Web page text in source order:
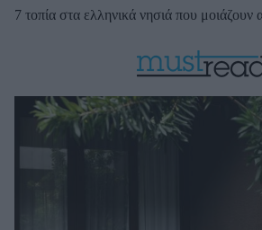
7 τοπία στα ελληνικά νησιά που μοιάζουν